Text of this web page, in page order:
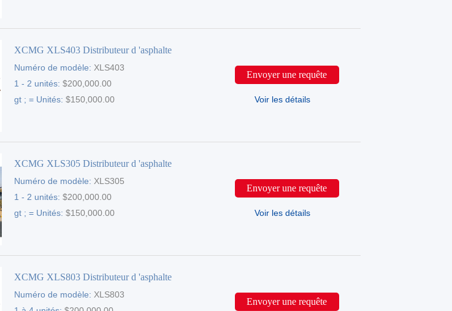
XCMG XLS403 Distributeur d 'asphalte
Numéro de modèle: XLS403
1 - 2 unités:$200,000.00
gt ; = Unités:$150,000.00
Envoyer une requête
Voir les détails
XCMG XLS305 Distributeur d 'asphalte
Numéro de modèle: XLS305
1 - 2 unités:$200,000.00
gt ; = Unités:$150,000.00
Envoyer une requête
Voir les détails
XCMG XLS803 Distributeur d 'asphalte
Numéro de modèle: XLS803
Envoyer une requête